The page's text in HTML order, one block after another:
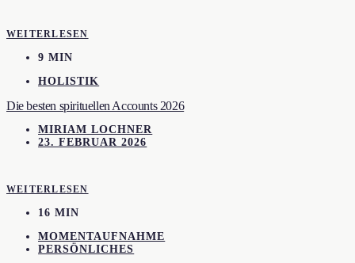
WEITERLESEN
9 MIN
HOLISTIK
Die besten spirituellen Accounts 2026
MIRIAM LOCHNER
23. FEBRUAR 2026
WEITERLESEN
16 MIN
MOMENTAUFNAHME
PERSÖNLICHES